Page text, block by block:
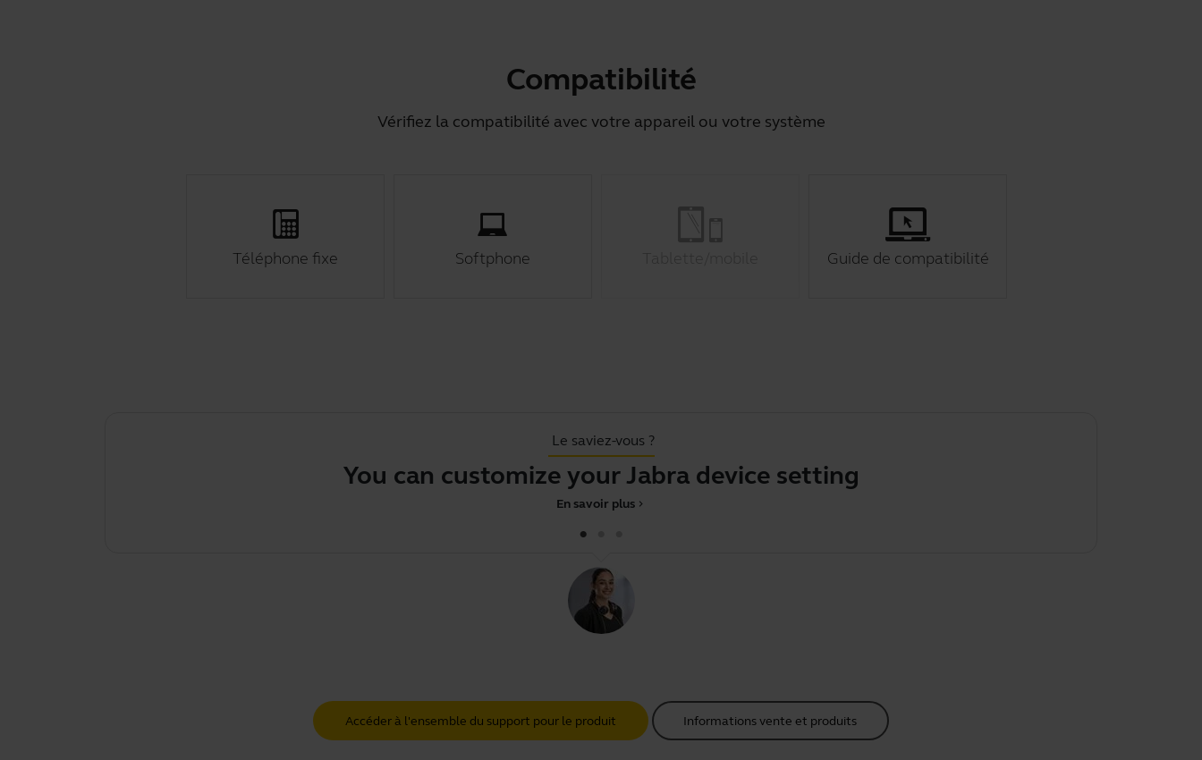
Compatibilité
Vérifiez la compatibilité avec votre appareil ou votre système
Téléphone fixe Softphone Guide de compatibilité
Le saviez-vous ?
You can customize your Jabra device settings using Ja
chevron_right
En savoir plus
Accéder à l'ensemble du support pour le produit Informations vente et produits